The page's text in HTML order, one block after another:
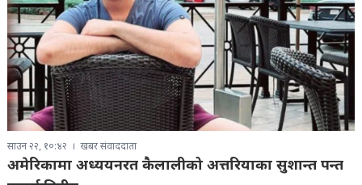
साउन २२, १०:४२ खबर संवाददाता
अमेरिकामा अध्ययनरत कैलालीको अत्तरियाका सुशान्त पन्त